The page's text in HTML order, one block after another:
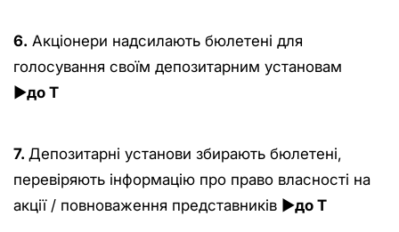
6. Акціонери надсилають бюлетені для
голосування своїм депозитарним установам
►до Т
7. Депозитарні установи збирають бюлетені,
перевіряють інформацію про право власності на
акції / повноваження представників ►до Т